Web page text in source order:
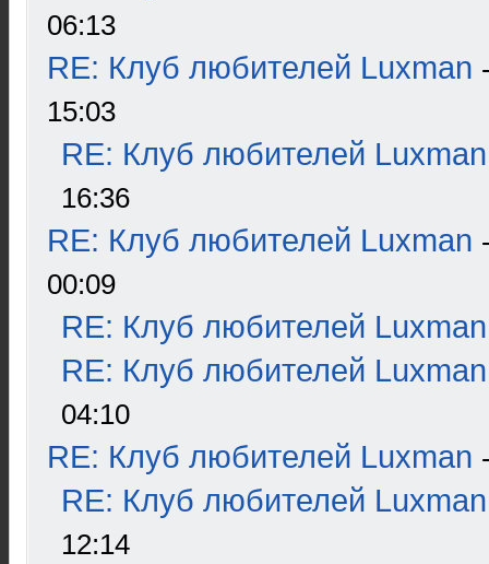
06:13
RE: Клуб любителей Luxman
15:03
RE: Клуб любителей Luxman
16:36
RE: Клуб любителей Luxman
00:09
RE: Клуб любителей Luxman
RE: Клуб любителей Luxman
04:10
RE: Клуб любителей Luxman
RE: Клуб любителей Luxman
12:14